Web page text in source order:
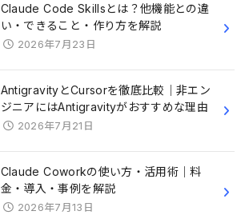
Claude Code Skillsとは？他機能との違
い・できること・作り方を解説
2026年7月23日
AntigravityとCursorを徹底比較｜非エン
ジニアにはAntigravityがおすすめな理由
2026年7月21日
Claude Coworkの使い方・活用術｜料
金・導入・事例を解説
2026年7月13日